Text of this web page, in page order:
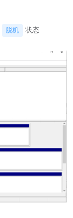
脱机 状态